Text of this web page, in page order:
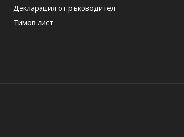
Декларация от ръководител
Тимов лист